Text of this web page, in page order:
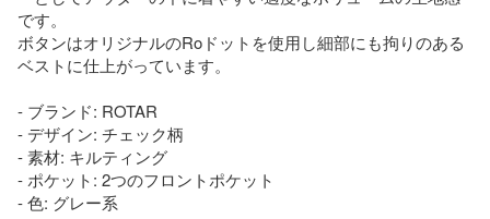
です。
ボタンはオリジナルのRoドットを使用し細部にも拘りのある
ベストに仕上がっています。
- ブランド: ROTAR
- デザイン: チェック柄
- 素材: キルティング
- ポケット: 2つのフロントポケット
- 色: グレー系